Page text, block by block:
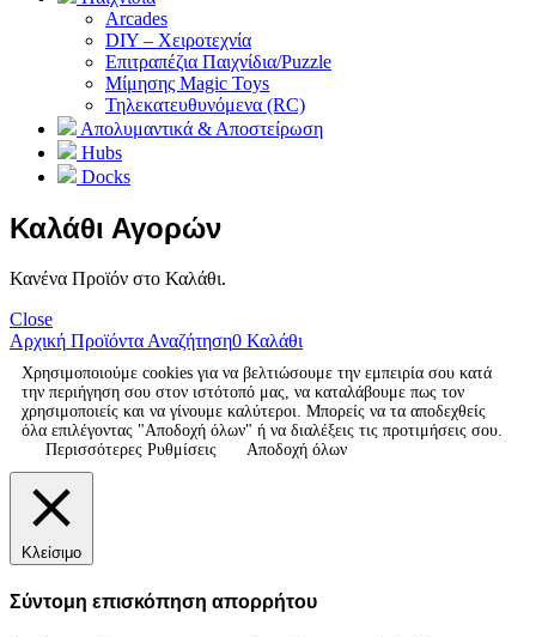
Arcades
DIY – Χειροτεχνία
Επιτραπέζια Παιχνίδια/Puzzle
Μίμησης Magic Toys
Τηλεκατευθυνόμενα (RC)
Απολυμαντικά & Αποστείρωση
Hubs
Docks
Καλάθι Αγορών
Κανένα Προϊόν στο Καλάθι.
Close
Αρχική ΠροϊόνταΑναζήτηση0 Καλάθι
Χρησιμοποιούμε cookies για να βελτιώσουμε την εμπειρία σου κατά
την περιήγηση σου στον ιστότοπό μας, να καταλάβουμε πως τον
χρησιμοποιείς και να γίνουμε καλύτεροι. Μπορείς να τα αποδεχθείς
όλα επιλέγοντας "Αποδοχή όλων" ή να διαλέξεις τις προτιμήσεις σου.
Περισσότερες Ρυθμίσεις
Αποδοχή όλων
Κλείσιμο
Σύντομη επισκόπηση απορρήτου